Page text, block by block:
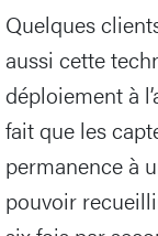
Quelques
aussi cette
déploiement à
fait que les
permanence à
pouvoir